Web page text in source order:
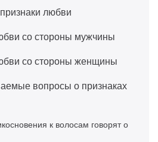
любви
со стороны мужчины
со стороны женщины
вопросы о признаках
к волосам говорят о